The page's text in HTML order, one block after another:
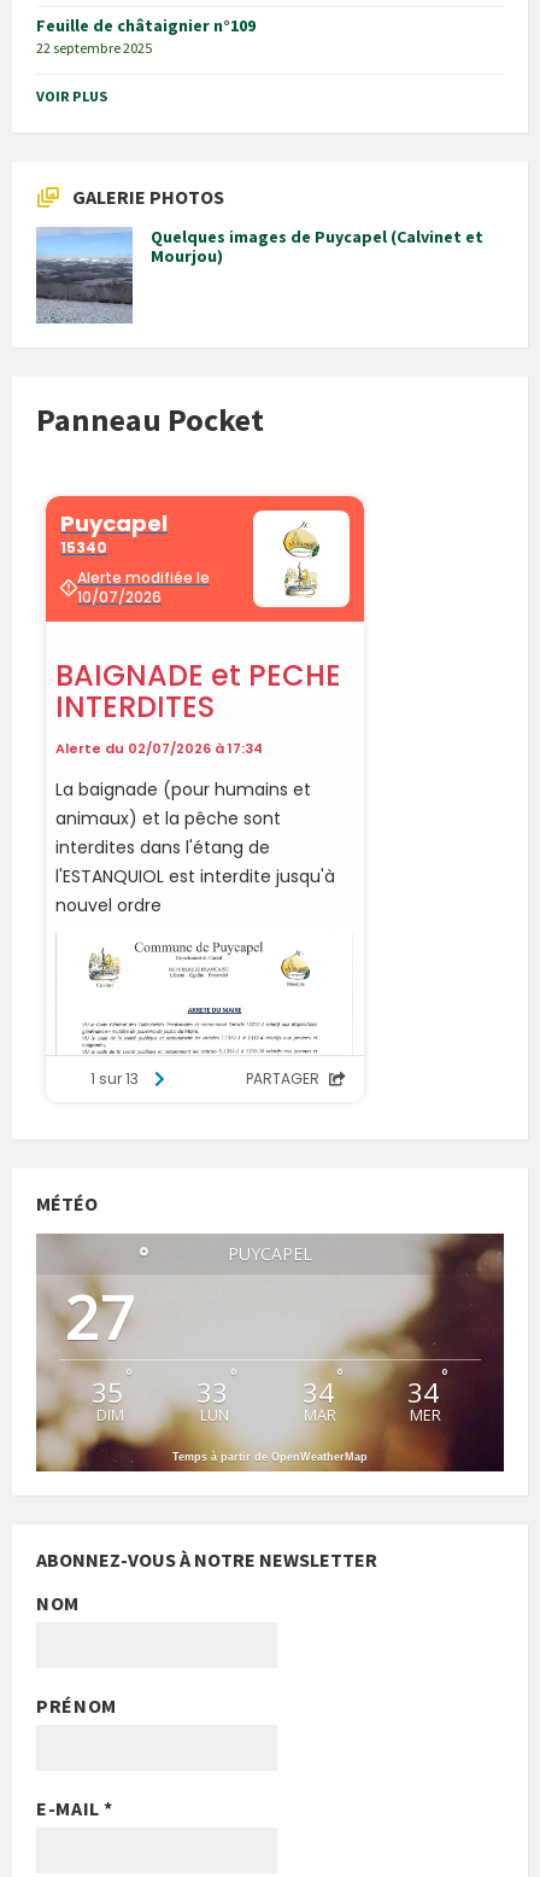
Feuille de châtaignier n°109
22 septembre 2025
VOIR PLUS
GALERIE PHOTOS
Quelques images de Puycapel (Calvinet et
Mourjou)
Panneau Pocket
MÉTÉO
PUYCAPEL
27
°
35 °
DIM
33 °
LUN
34°
MAR
34°
MER
Temps à partir de OpenWeatherMap
ABONNEZ-VOUS À NOTRE NEWSLETTER
NOM
PRÉNOM
E-MAIL*